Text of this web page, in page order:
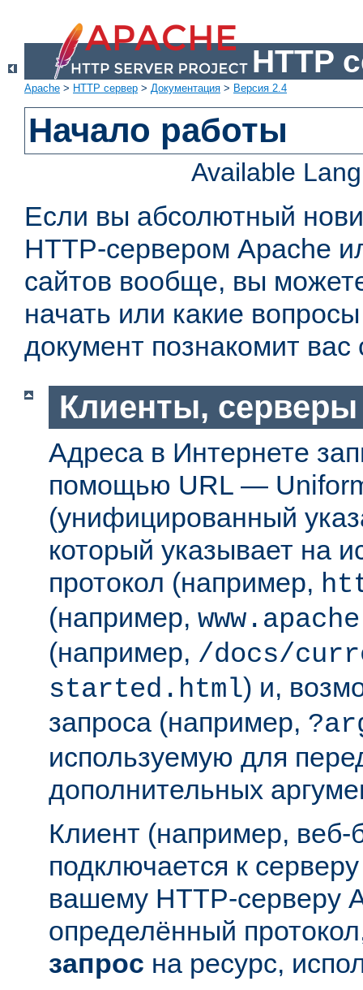
HTTP
Apache > HTTP сервер > Документация > Версия 2.4
Начало работы
Available
Если вы абсолютный
HTTP-сервером Apache
сайтов вообще, вы
начать или какие
документ познакомит вас
Клиенты, серверы
Адреса в Интернете
помощью URL —
(унифицированный
который указывает на
протокол (например,
(например,
(например, /docs/
started.html) и,
запроса (например,
используемую для
дополнительных
Клиент (например, веб-
подключается к
вашему HTTP-серверу
определённый
запрос на ресурс,